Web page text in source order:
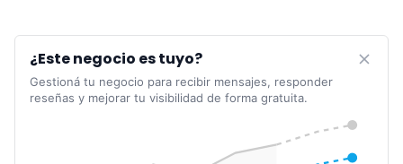
¿Este negocio es tuyo?
Gestioná tu negocio para recibir mensajes, responder
reseñas y mejorar tu visibilidad de forma gratuita.